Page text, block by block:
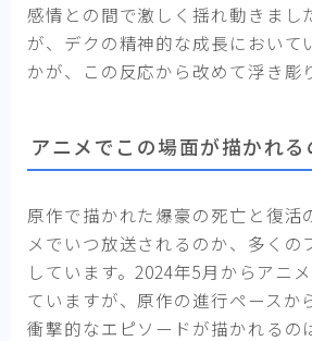
感情との間で激しく揺れ動きまし
が、デクの精神的な成長において
かが、この反応から改めて浮き彫
アニメでこの場面が描かれる
原作で描かれた爆豪の死亡と復活
メでいつ放送されるのか、多くの
しています。2024年5月からアニ
ていますが、原作の進行ペースか
衝撃的なエピソードが描かれるの